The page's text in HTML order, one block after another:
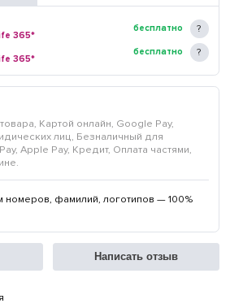
365*
бесплатно
365*
бесплатно
Картой онлайн, Google Pay,
лиц, Безналичный для
Apple Pay, Кредит, Оплата частями,
номеров, фамилий, логотипов — 100%
Написать отзыв